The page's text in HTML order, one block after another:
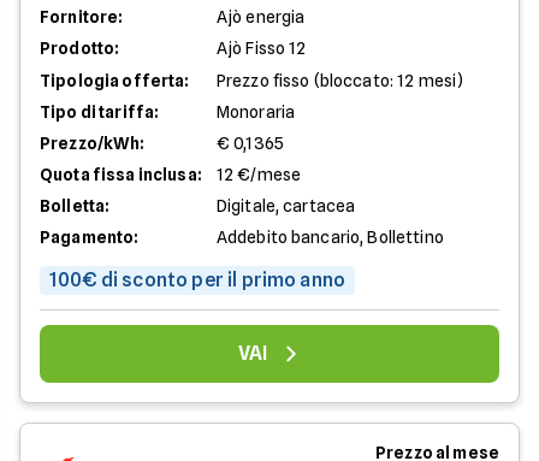
Fornitore:
Ajò energia
Prodotto:
Ajò Fisso 12
Tipologia offerta:
Prezzo fisso (bloccato: 12 mesi)
Tipo di tariffa:
Monoraria
Prezzo/kWh:
€ 0,1365
Quota fissa inclusa:
12 €/mese
Bolletta:
Digitale, cartacea
Pagamento:
Addebito bancario, Bollettino
100€ di sconto per il primo anno
VAI
Prezzo al mese